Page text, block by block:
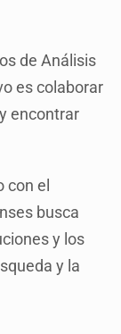
de Análisis
es colaborar
encontrar
con el
busca
y los
y la